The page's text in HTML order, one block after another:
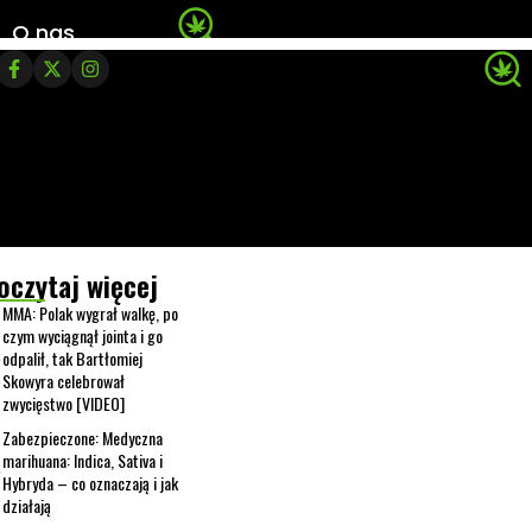
O nas
więcej
MMA: Polak wygrał walkę, po
czym wyciągnął jointa i go
odpalił, tak Bartłomiej
Skowyra celebrował
zwycięstwo [VIDEO]
Zabezpieczone: Medyczna
marihuana: Indica, Sativa i
Hybryda – co oznaczają i jak
działają